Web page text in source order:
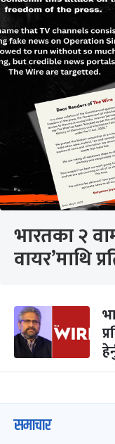
भारतका २
वायर’माथि
समाचार